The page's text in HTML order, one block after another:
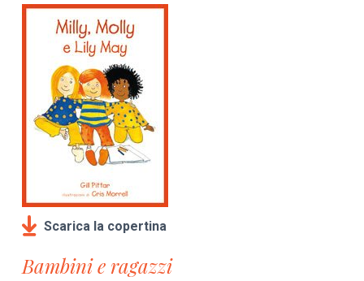
pane
Scarica la copertina
Bambini e ragazzi